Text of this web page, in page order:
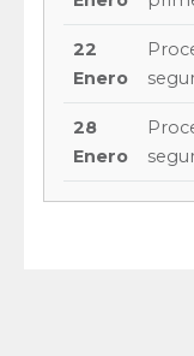
22
Enero
28
Enero